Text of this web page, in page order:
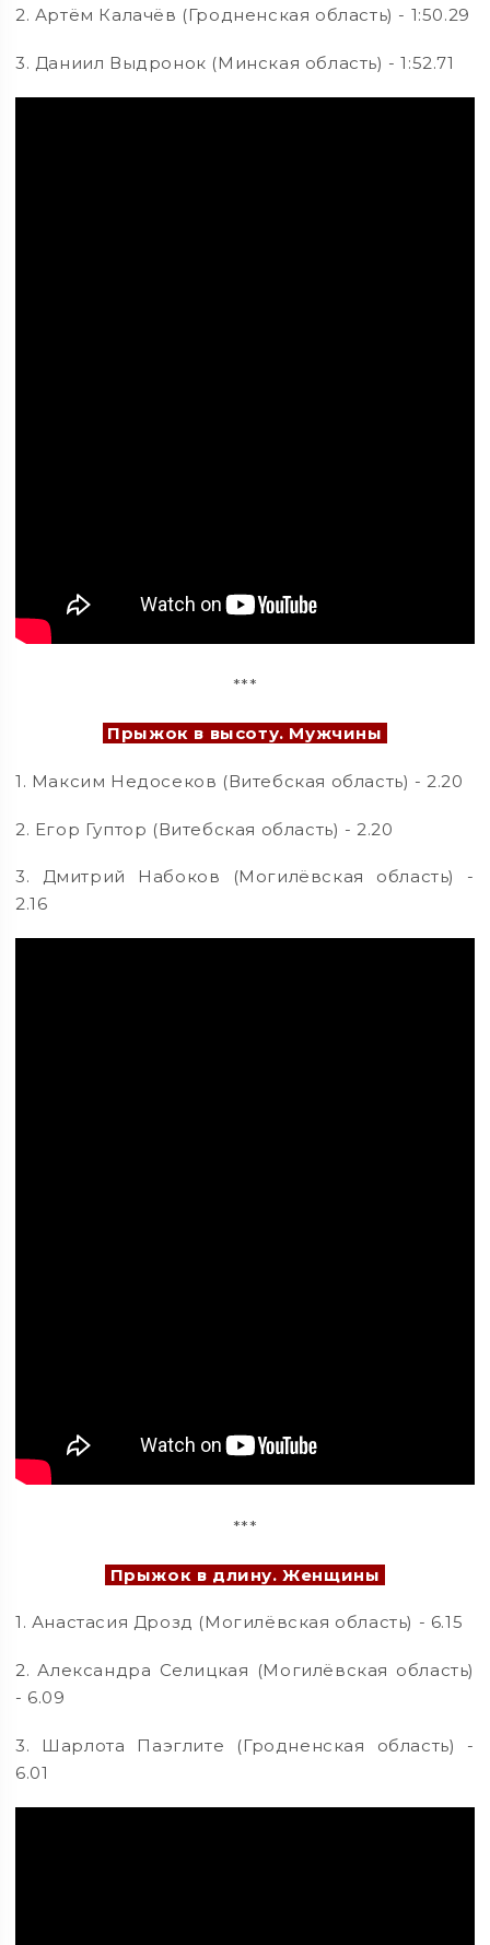
2. Артём Калачёв (Гродненская область) - 1:50.29
3. Даниил Выдронок (Минская область) - 1:52.71
***
Прыжок в высоту. Мужчины
1. Максим Недосеков (Витебская область) - 2.20
2. Егор Гуптор (Витебская область) - 2.20
3. Дмитрий Набоков (Могилёвская область) -
2.16
***
Прыжок в длину. Женщины
1. Анастасия Дрозд (Могилёвская область) - 6.15
2. Александра Селицкая (Могилёвская область)
- 6.09
3. Шарлота Паэглите (Гродненская область) -
6.01